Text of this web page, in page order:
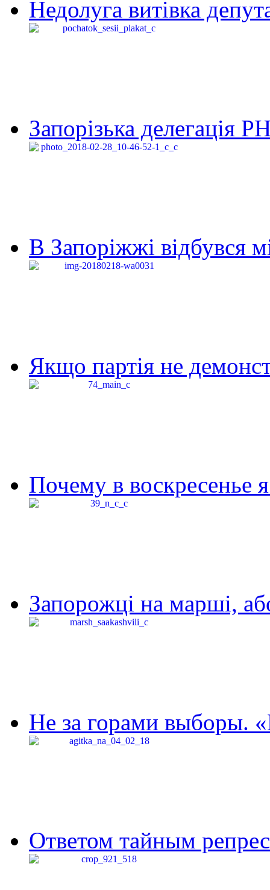
Недолуга витівка
Запорізька делегація
В Запоріжжі відбувся
Якщо партія не
Почему в воскресенье
Запорожці на марші,
Не за горами выборы.
Ответом тайным